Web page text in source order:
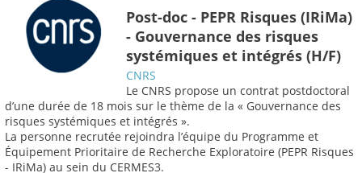
Post-doc - PEPR Risques (IRiMa)
- Gouvernance des risques
systémiques et intégrés (H/F)
CNRS
Le CNRS propose un contrat postdoctoral
d’une durée de 18 mois sur le thème de la « Gouvernance des
risques systémiques et intégrés ».
La personne recrutée rejoindra l’équipe du Programme et
Équipement Prioritaire de Recherche Exploratoire (PEPR Risques
- IRiMa) au sein du CERMES3.